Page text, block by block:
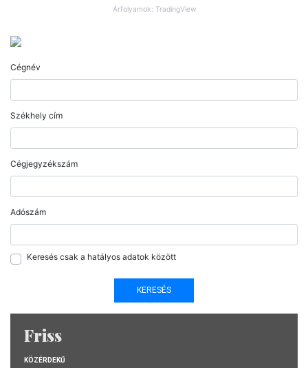
Árfolyamok: TradingView
Cégnév
Székhely cím
Cégjegyzékszám
Adószám
Keresés csak a hatályos adatok között
Friss
KÖZÉRDEKŰ